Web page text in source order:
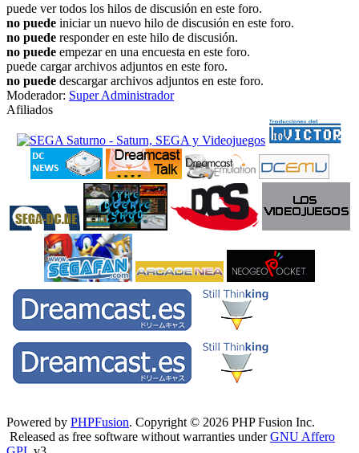
puede ver todos los hilos de discusión en este foro.
no puede iniciar un nuevo hilo de discusión en este foro.
no puede responder en este hilo de discusión.
no puede empezar en una encuesta en este foro.
puede cargar archivos adjuntos en este foro.
no puede descargar archivos adjuntos en este foro.
Moderador: Super Administrador
Afiliados
Powered by PHPFusion. Copyright © 2026 PHP Fusion Inc.
Released as free software without warranties underGNU Affero